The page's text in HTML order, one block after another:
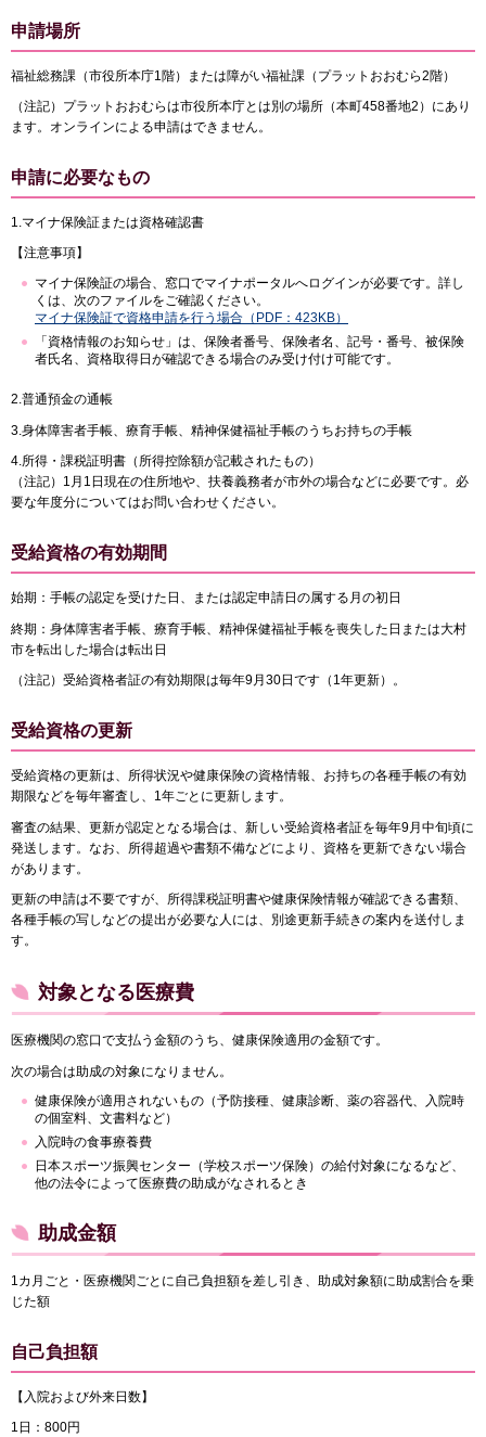
申請場所
福祉総務課（市役所本庁1階）または障がい福祉課（プラットおおむら2階）
（注記）プラットおおむらは市役所本庁とは別の場所（本町458番地2）にあり
ます。オンラインによる申請はできません。
申請に必要なもの
1.マイナ保険証または資格確認書
【注意事項】
マイナ保険証の場合、窓口でマイナポータルへログインが必要です。詳し
くは、次のファイルをご確認ください。
マイナ保険証で資格申請を行う場合（PDF：423KB）
「資格情報のお知らせ」は、保険者番号、保険者名、記号・番号、被保険
者氏名、資格取得日が確認できる場合のみ受け付け可能です。
2.普通預金の通帳
3.身体障害者手帳、療育手帳、精神保健福祉手帳のうちお持ちの手帳
4.所得・課税証明書（所得控除額が記載されたもの）
（注記）1月1日現在の住所地や、扶養義務者が市外の場合などに必要です。必
要な年度分についてはお問い合わせください。
受給資格の有効期間
始期：手帳の認定を受けた日、または認定申請日の属する月の初日
終期：身体障害者手帳、療育手帳、精神保健福祉手帳を喪失した日または大村
市を転出した場合は転出日
（注記）受給資格者証の有効期限は毎年9月30日です（1年更新）。
受給資格の更新
受給資格の更新は、所得状況や健康保険の資格情報、お持ちの各種手帳の有効
期限などを毎年審査し、1年ごとに更新します。
審査の結果、更新が認定となる場合は、新しい受給資格者証を毎年9月中旬頃に
発送します。なお、所得超過や書類不備などにより、資格を更新できない場合
があります。
更新の申請は不要ですが、所得課税証明書や健康保険情報が確認できる書類、
各種手帳の写しなどの提出が必要な人には、別途更新手続きの案内を送付しま
す。
対象となる医療費
医療機関の窓口で支払う金額のうち、健康保険適用の金額です。
次の場合は助成の対象になりません。
健康保険が適用されないもの（予防接種、健康診断、薬の容器代、入院時
の個室料、文書料など）
入院時の食事療養費
日本スポーツ振興センター（学校スポーツ保険）の給付対象になるなど、
他の法令によって医療費の助成がなされるとき
助成金額
1カ月ごと・医療機関ごとに自己負担額を差し引き、助成対象額に助成割合を乗
じた額
自己負担額
【入院および外来日数】
1日：800円